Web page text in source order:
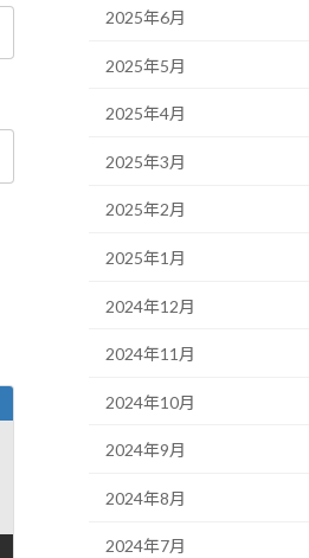
2025年6月
2025年5月
2025年4月
2025年3月
2025年2月
2025年1月
2024年12月
2024年11月
2024年10月
2024年9月
2024年8月
2024年7月